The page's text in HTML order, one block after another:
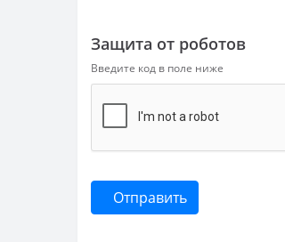
Защита от роботов
Введите код в поле ниже
Отправить